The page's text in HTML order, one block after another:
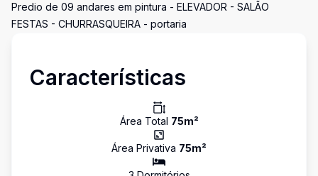
Predio de 09 andares em pintura - ELEVADOR - SALÃO
FESTAS - CHURRASQUEIRA - portaria
Características
Área Total 75m²
Área Privativa 75m²